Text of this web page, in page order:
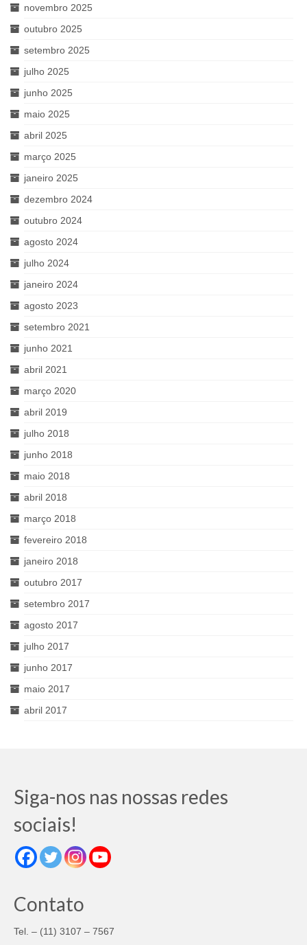
novembro 2025
outubro 2025
setembro 2025
julho 2025
junho 2025
maio 2025
abril 2025
março 2025
janeiro 2025
dezembro 2024
outubro 2024
agosto 2024
julho 2024
janeiro 2024
agosto 2023
setembro 2021
junho 2021
abril 2021
março 2020
abril 2019
julho 2018
junho 2018
maio 2018
abril 2018
março 2018
fevereiro 2018
janeiro 2018
outubro 2017
setembro 2017
agosto 2017
julho 2017
junho 2017
maio 2017
abril 2017
Siga-nos nas nossas redes
sociais!
Contato
Tel. – (11) 3107 – 7567